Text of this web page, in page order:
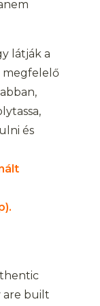
látják a
megfelelő
és
are built